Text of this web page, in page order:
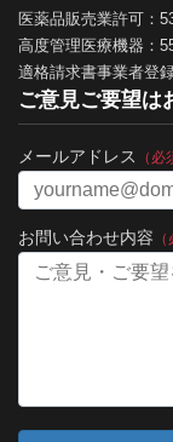
医薬品販売業許可：
高度管理医療機器：
適格請求書事業者登
ご意見ご要望は
メールアドレス （必
お問い合わせ内容